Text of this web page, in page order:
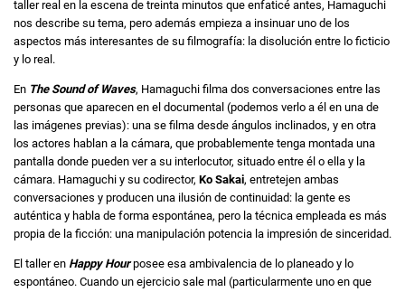
taller real en la escena de treinta minutos que enfaticé antes, Hamaguchi
nos describe su tema, pero además empieza a insinuar uno de los
aspectos más interesantes de su filmografía: la disolución entre lo ficticio
y lo real.
En The Sound of Waves, Hamaguchi filma dos conversaciones entre las
personas que aparecen en el documental (podemos verlo a él en una de
las imágenes previas): una se filma desde ángulos inclinados, y en otra
los actores hablan a la cámara, que probablemente tenga montada una
pantalla donde pueden ver a su interlocutor, situado entre él o ella y la
cámara. Hamaguchi y su codirector, Ko Sakai, entretejen ambas
conversaciones y producen una ilusión de continuidad: la gente es
auténtica y habla de forma espontánea, pero la técnica empleada es más
propia de la ficción: una manipulación potencia la impresión de sinceridad.
El taller en Happy Hourposee esa ambivalencia de lo planeado y lo
espontáneo. Cuando un ejercicio sale mal (particularmente uno en que